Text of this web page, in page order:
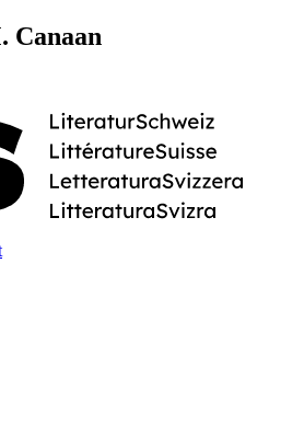
Canaan